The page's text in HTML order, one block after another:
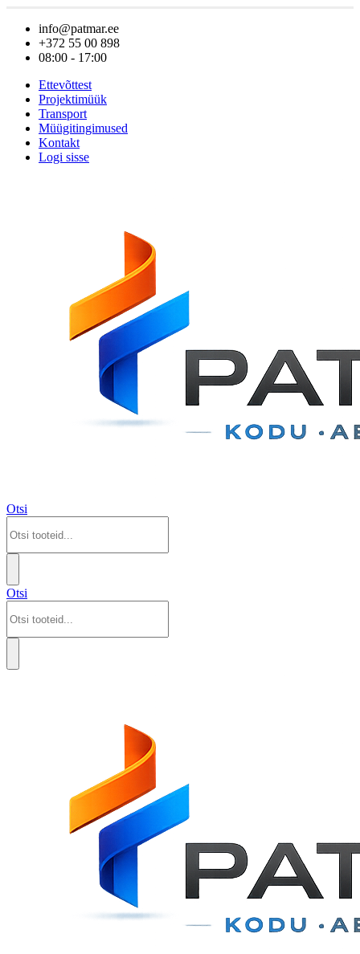
info@patmar.ee
+372 55 00 898
08:00 - 17:00
Ettevõttest
Projektimüük
Transport
Müügitingimused
Kontakt
Logi sisse
Otsi
Otsi